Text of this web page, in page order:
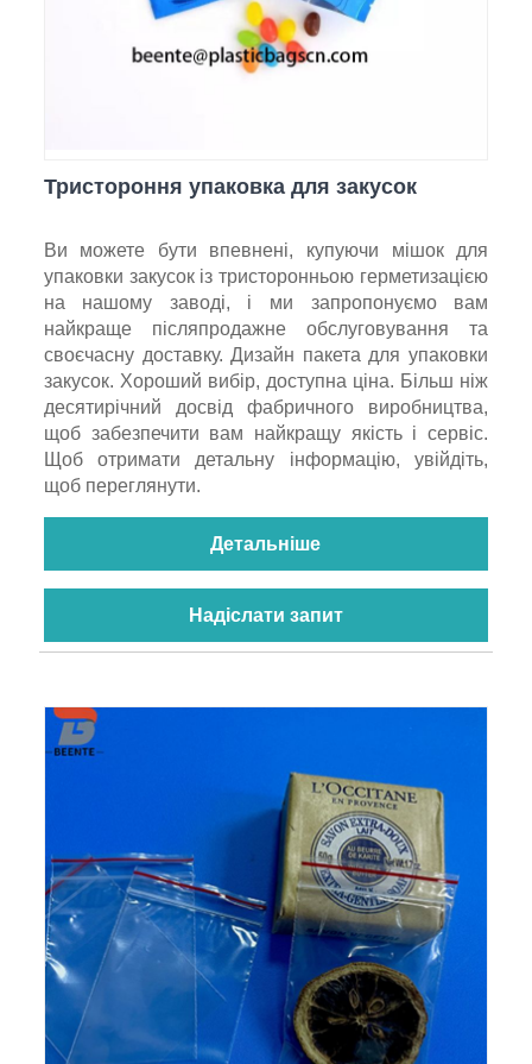
Тристороння упаковка для закусок
Ви можете бути впевнені, купуючи мішок для
упаковки закусок із тристоронньою герметизацією
на нашому заводі, і ми запропонуємо вам
найкраще післяпродажне обслуговування та
своєчасну доставку. Дизайн пакета для упаковки
закусок. Хороший вибір, доступна ціна. Більш ніж
десятирічний досвід фабричного виробництва,
щоб забезпечити вам найкращу якість і сервіс.
Щоб отримати детальну інформацію, увійдіть,
щоб переглянути.
Детальніше
Надіслати запит